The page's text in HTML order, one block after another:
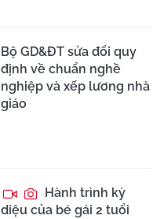
Bộ GD&ĐT sửa đổi quy
định về chuẩn nghề
nghiệp và xếp lương nhà
giáo
Hành trình kỳ
diệu của bé gái 2 tuổi